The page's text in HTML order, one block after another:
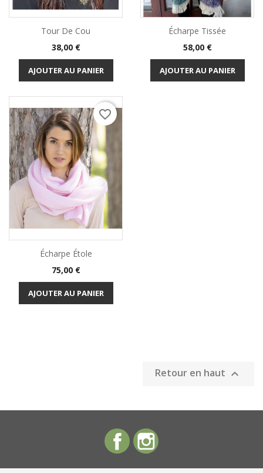
Tour De Cou
Prix
38,00 €
AJOUTER AU PANIER
Écharpe Tissée
Prix
58,00 €
AJOUTER AU PANIER
Écharpe Étole
Prix
75,00 €
AJOUTER AU PANIER
favorite_border
Retour en haut 
Facebook